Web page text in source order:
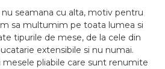
seamana cu alta, motiv pentru
sa multumim pe toata lumea si
tipurile de mese, de la cele din
extensibile si nu numai.
mesele pliabile care sunt renumite